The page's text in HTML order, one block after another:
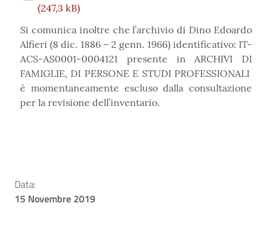
Si comunica inoltre che l’archivio di Dino Edoardo
Alfieri (8 dic. 1886 – 2 genn. 1966) identificativo: IT-
ACS-AS0001-0004121 presente in ARCHIVI DI
FAMIGLIE, DI PERSONE E STUDI PROFESSIONALI
è momentaneamente escluso dalla consultazione
per la revisione dell’inventario.
Data:
15 Novembre 2019